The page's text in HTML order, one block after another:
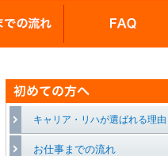
力 お仕事までの流れ
キャリア・リハが選ばれる理由
お仕事までの流れ